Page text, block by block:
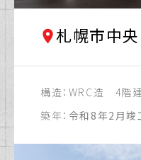
札幌市
札幌市
札幌市西
札幌市
札幌市中
構造： WRC造 4階
築年： 令和8年2月竣